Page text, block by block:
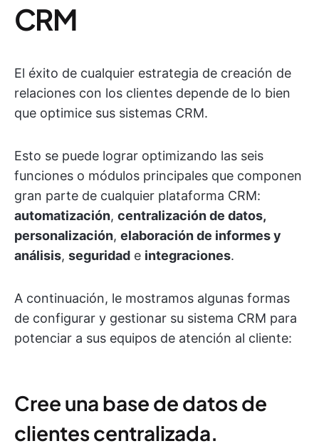
CRM
El éxito de cualquier estrategia de creación de
relaciones con los clientes depende de lo bien
que optimice sus sistemas CRM.
Esto se puede lograr optimizando las seis
funciones o módulos principales que componen
gran parte de cualquier plataforma CRM:
automatización, centralización de datos,
personalización, elaboración de informes y
análisis, seguridad e integraciones.
A continuación, le mostramos algunas formas
de configurar y gestionar su sistema CRM para
potenciar a sus equipos de atención al cliente:
Cree una base de datos de
clientes centralizada.